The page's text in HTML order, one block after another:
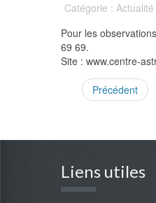
Catégorie : Actualité
Pour les
69 69.
Site : www.centre-
Précédent
Liens utiles